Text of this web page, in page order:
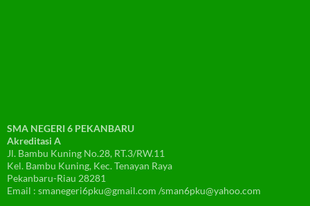
SMA NEGERI 6 PEKANBARU
Akreditasi A
Jl. Bambu Kuning No.28, RT.3/RW.11
Kel. Bambu Kuning, Kec. Tenayan Raya
Pekanbaru-Riau 28281
Email : smanegeri6pku@gmail.com /sman6pku@yahoo.com